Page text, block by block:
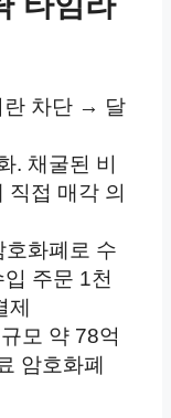
란 차단 → 달
. 채굴된 비
직접 매각 의
화폐로 수
주문 1천
제
모 약 78억
암호화폐